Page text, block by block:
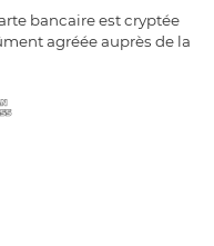
bancaire est cryptée
agréée auprès de la